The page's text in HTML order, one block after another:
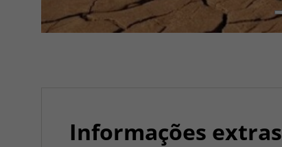
Informações extras